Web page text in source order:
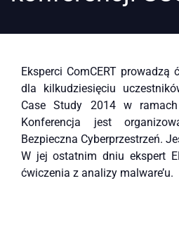
Eksperci ComCERT prowadzą
dla kilkudziesięciu
Case Study 2014 w
Konferencja jest
Bezpieczna Cyberprzestrzeń.
W jej ostatnim dniu ekspert
ćwiczenia z analizy malware’u.